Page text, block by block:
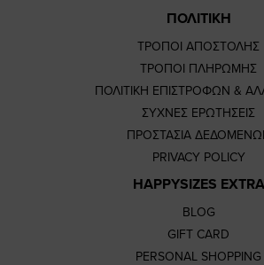
ΠΟΛΙΤΙΚΗ
ΤΡΟΠΟΙ ΑΠΟΣΤΟΛΗΣ
ΤΡΟΠΟΙ ΠΛΗΡΩΜΗΣ
ΠΟΛΙΤΙΚΗ ΕΠΙΣΤΡΟΦΩΝ &
ΣΥΧΝΕΣ ΕΡΩΤΗΣΕΙΣ
ΠΡΟΣΤΑΣΙΑ
PRIVACY POLICY
HAPPYSIZES EXTRA
BLOG
GIFT CARD
PERSONAL SHOPPING